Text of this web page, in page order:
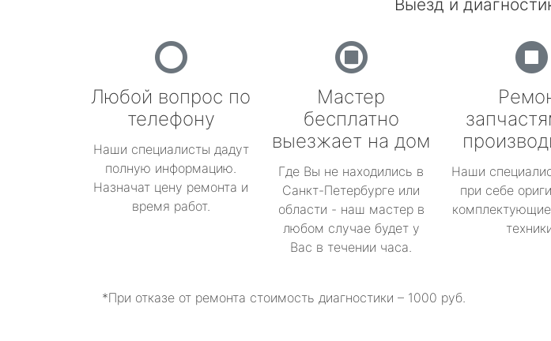
Выезд и
Любой вопрос по
телефону
Наши специалисты дадут
полную информацию.
Назначат цену ремонта и
время работ.
Мастер
бесплатно
выезжает на дом
Где Вы не находились в
Санкт-Петербурге или
области - наш мастер в
любом случае будет у
Вас в течении часа.
Наши
при себе
*При отказе от ремонта стоимость диагностики – 1000 руб.